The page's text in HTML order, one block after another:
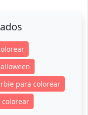
para colorear
colorear